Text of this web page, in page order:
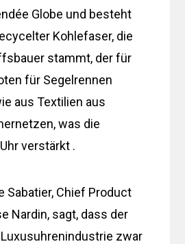
Globe und besteht
Kohlefaser, die
stammt, der für
für Segelrennen
aus Textilien aus
was die
verstärkt .
Sabatier, Chief Product
Nardin, sagt, dass der
zwar